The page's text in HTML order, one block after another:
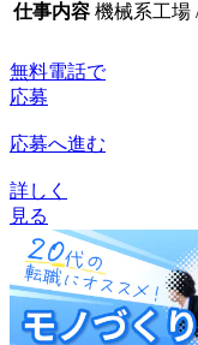
仕事内容 機械系工場
無料電話で
応募
応募へ進む
詳しく
見る